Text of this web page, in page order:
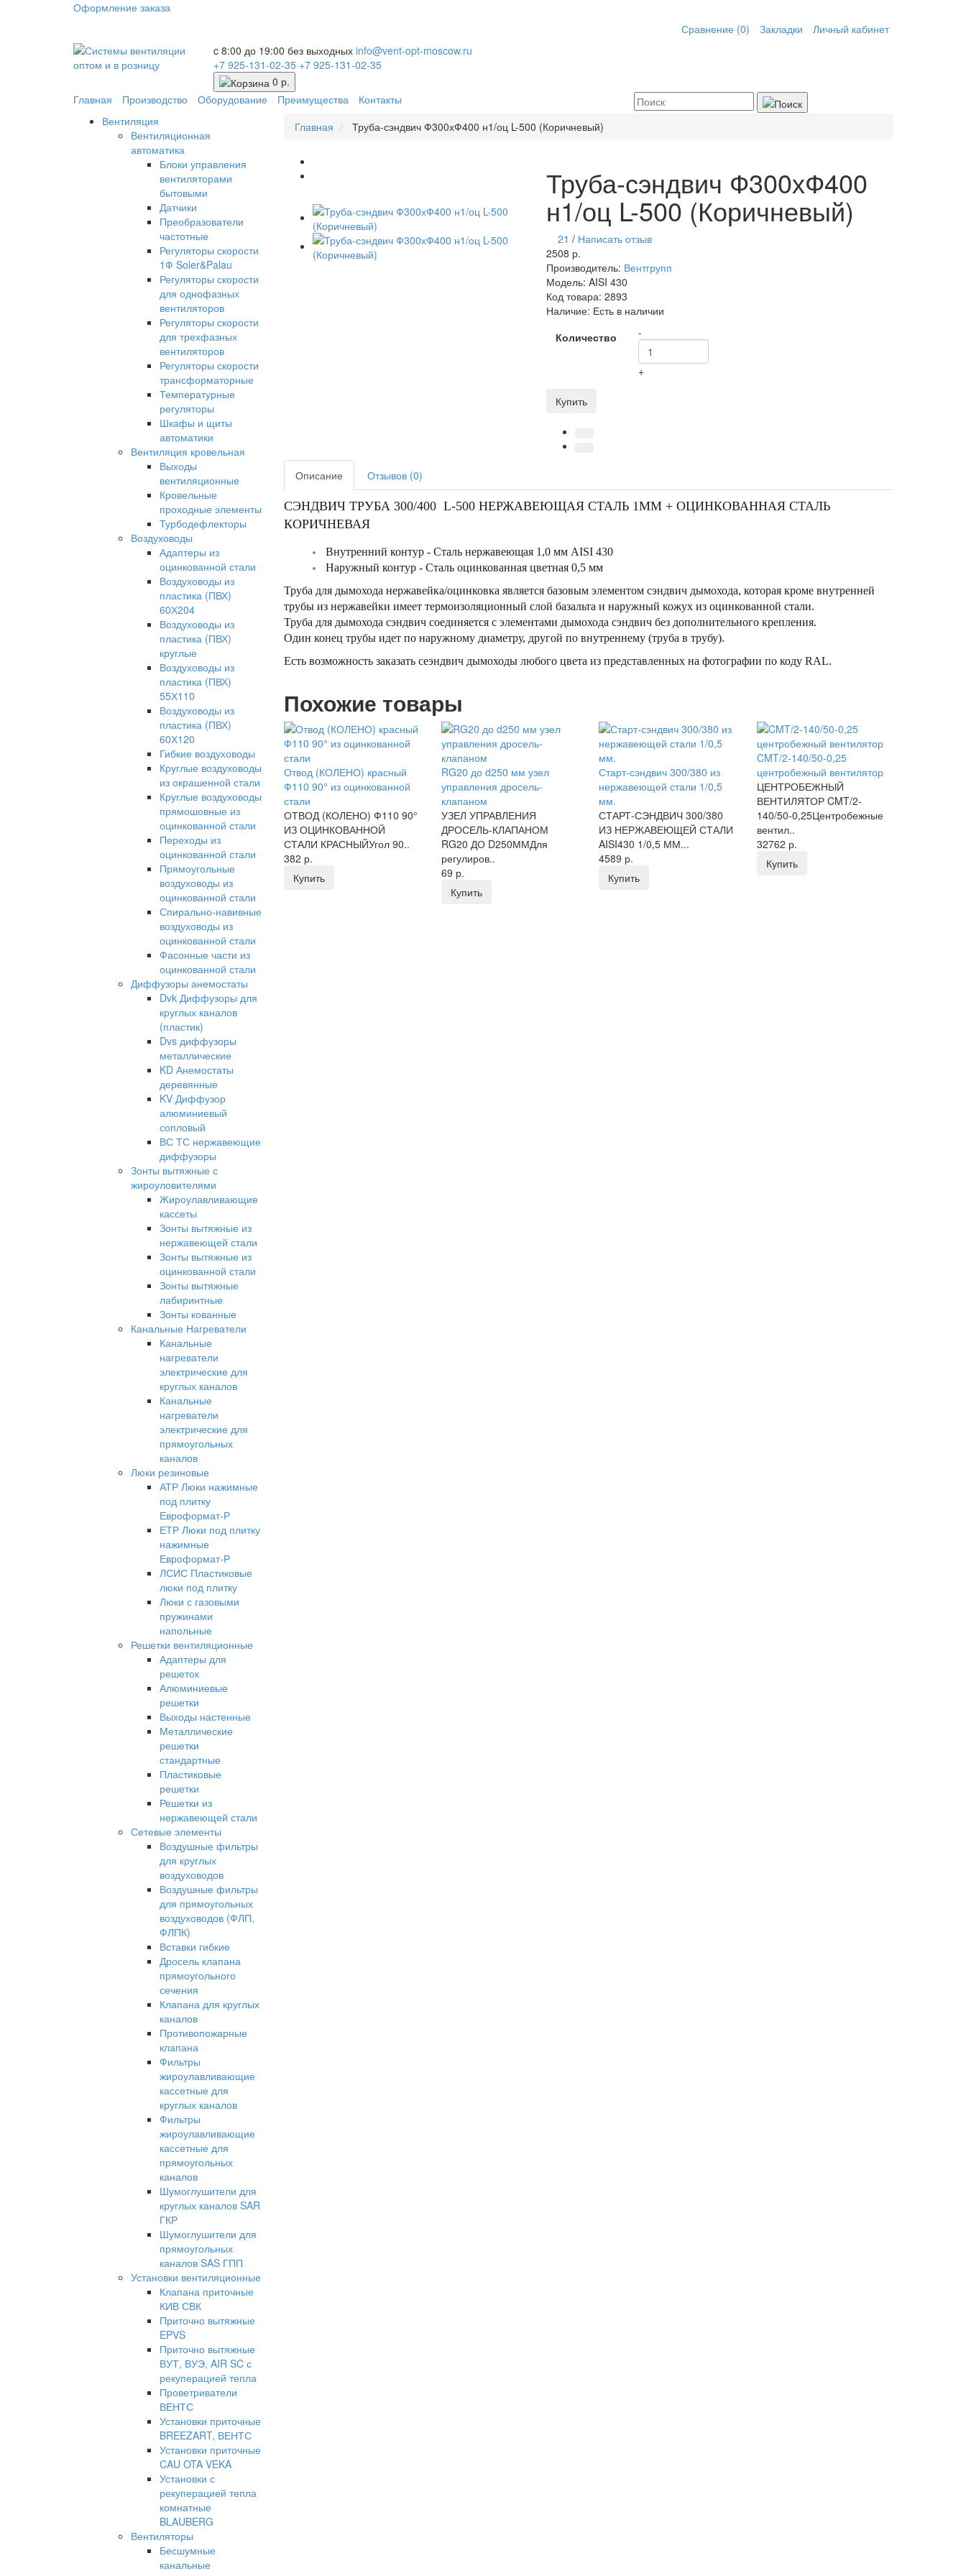
Оформление заказа
Сравнение (0)
Закладки
Личный кабинет
c 8:00 до 19:00 без выходных info@vent-opt-moscow.ru
+7 925-131-02-35 +7 925-131-02-35
0 р.
Главная
Производство Оборудование Преимущества
Контакты
Вентиляция
Вентиляционная
автоматика
Блоки управления
вентиляторами
бытовыми
Датчики
Преобразователи
частотные
Регуляторы скорости
1Ф Soler&Palau
Регуляторы скорости
для однофазных
вентиляторов
Регуляторы скорости
для трехфазных
вентиляторов
Регуляторы скорости
трансформаторные
Температурные
регуляторы
Шкафы и щиты
автоматики
Вентиляция кровельная
Выходы
вентиляционные
Кровельные
проходные элементы
Турбодефлекторы
Воздуховоды
Адаптеры из
оцинкованной стали
Воздуховоды из
пластика (ПВХ)
60Х204
Воздуховоды из
пластика (ПВХ)
круглые
Воздуховоды из
пластика (ПВХ)
55Х110
Воздуховоды из
пластика (ПВХ)
60Х120
Гибкие воздуховоды
Круглые воздуховоды
из окрашенной стали
Круглые воздуховоды
прямошовные из
оцинкованной стали
Переходы из
оцинкованной стали
Прямоугольные
воздуховоды из
оцинкованной стали
Спирально-навивные
воздуховоды из
оцинкованной стали
Фасонные части из
оцинкованной стали
Диффузоры анемостаты
Dvk Диффузоры для
круглых каналов
(пластик)
Dvs диффузоры
металлические
KD Анемостаты
деревянные
KV Диффузор
алюминиевый
сопловый
ВС ТС нержавеющие
диффузоры
Зонты вытяжные с
жироуловителями
Жироулавливающие
кассеты
Зонты вытяжные из
нержавеющей стали
Зонты вытяжные из
оцинкованной стали
Зонты вытяжные
лабиринтные
Зонты кованные
Канальные Нагреватели
Канальные
нагреватели
электрические для
круглых каналов
Канальные
нагреватели
электрические для
прямоугольных
каналов
Люки резиновые
АТР Люки нажимные
под плитку
Евроформат-Р
ЕТР Люки под плитку
нажимные
Евроформат-Р
ЛСИС Пластиковые
люки под плитку
Люки с газовыми
пружинами
напольные
Решетки вентиляционные
Адаптеры для
решеток
Алюминиевые
решетки
Выходы настенные
Металлические
решетки
стандартные
Пластиковые
решетки
Решетки из
нержавеющей стали
Сетевые элементы
Воздушные фильтры
для круглых
воздуховодов
Воздушные фильтры
для прямоугольных
воздуховодов (ФЛП,
ФЛПК)
Вставки гибкие
Дросель клапана
прямоугольного
сечения
Клапана для круглых
каналов
Противопожарные
клапана
Фильтры
жироулавливающие
кассетные для
круглых каналов
Фильтры
жироулавливающие
кассетные для
прямоугольных
каналов
Шумоглушители для
круглых каналов SAR
ГКР
Шумоглушители для
прямоугольных
каналов SAS ГПП
Установки вентиляционные
Клапана приточные
КИВ СВК
Приточно вытяжные
EPVS
Приточно вытяжные
ВУТ, ВУЭ, AIR SC с
рекуперацией тепла
Проветриватели
ВЕНТС
Установки приточные
BREEZART, ВЕНТС
Установки приточные
CAU OTA VEKA
Установки с
рекуперацией тепла
комнатные
BLAUBERG
Вентиляторы
Бесшумные
канальные
Главная Труба-сэндвич Ф300хФ400 н1/оц L-500 (Коричневый)
Труба-сэндвич Ф300хФ400
н1/оц L-500 (Коричневый)
21 / Написать отзыв
2508 р.
Производитель: Вентгрупп
Модель:AISI 430
Код товара:2893
Наличие: Есть в наличии
Количество
-
+
Купить
Описание Отзывов (0)
СЭНДВИЧ ТРУБА 300/400 L-500 НЕРЖАВЕЮЩАЯ СТАЛЬ 1ММ + ОЦИНКОВАННАЯ СТАЛЬ
КОРИЧНЕВАЯ
Внутренний контур - Сталь нержавеющая 1,0 мм AISI 430
Наружный контур - Сталь оцинкованная цветная 0,5 мм
Труба для дымохода нержавейка/оцинковка является базовым элементом сэндвич дымохода, которая кроме внутренней
трубы из нержавейки имеет термоизоляционный слой базальта и наружный кожух из оцинкованной стали.
Труба для дымохода сэндвич соединяется с элементами дымохода сэндвич без дополнительного крепления.
Один конец трубы идет по наружному диаметру, другой по внутреннему (труба в трубу).
Есть возможность заказать сеэндвич дымоходы любого цвета из представленных на фотографии по коду RAL.
Похожие товары
Отвод (КОЛЕНО) красный
Ф110 90° из оцинкованной
стали
ОТВОД (КОЛЕНО) Ф110 90°
ИЗ ОЦИНКОВАННОЙ
СТАЛИ КРАСНЫЙУгол 90..
382 р.
Купить
RG20 до d250 мм узел
управления дросель-
клапаном
УЗЕЛ УПРАВЛЕНИЯ
ДРОСЕЛЬ-КЛАПАНОМ
RG20 ДО D250ММДля
регулиров..
69 р.
Купить
Старт-сэндвич 300/380 из
нержавеющей стали 1/0,5
мм.
СТАРТ-СЭНДВИЧ 300/380
ИЗ НЕРЖАВЕЮЩЕЙ СТАЛИ
AISI430 1/0,5 ММ...
4589 р.
Купить
CMT/2-140/50-0,25
центробежный вентилятор
ЦЕНТРОБЕЖНЫЙ
ВЕНТИЛЯТОР CMT/2-
140/50-0,25Центробежные
вентил..
32762 р.
Купить